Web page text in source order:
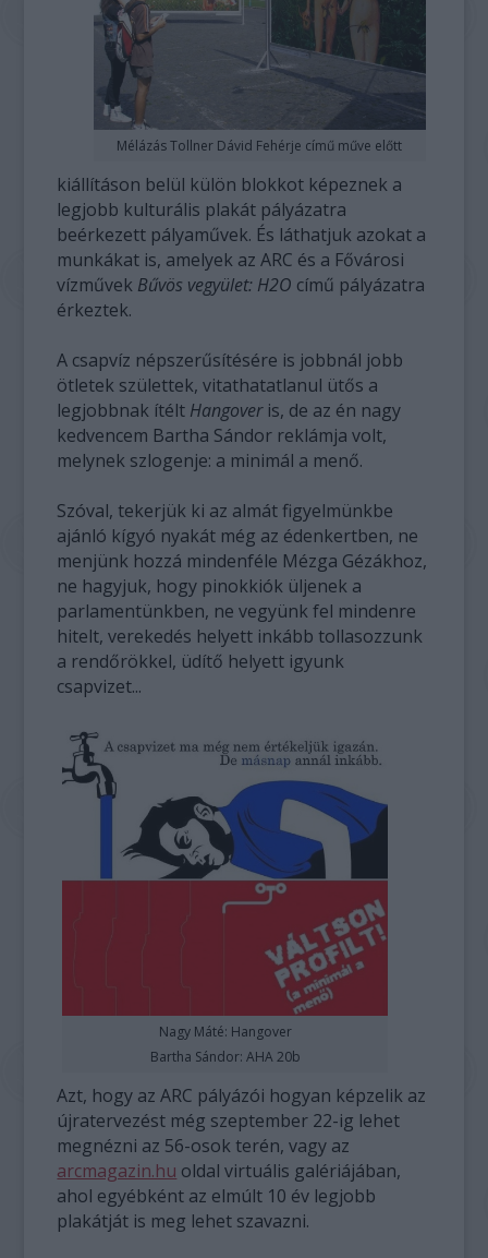
Mélázás Tollner Dávid Fehérje című műve előtt
kiállításon belül külön blokkot képeznek a
legjobb kulturális plakát pályázatra
beérkezett pályaművek. És láthatjuk azokat a
munkákat is, amelyek az ARC és a Fővárosi
vízművek Bűvös vegyület: H2O című pályázatra
érkeztek.
A csapvíz népszerűsítésére is jobbnál jobb
ötletek születtek, vitathatatlanul ütős a
legjobbnak ítélt Hangover is, de az én nagy
kedvencem Bartha Sándor reklámja volt,
melynek szlogenje: a minimál a menő.
Szóval, tekerjük ki az almát figyelmünkbe
ajánló kígyó nyakát még az édenkertben, ne
menjünk hozzá mindenféle Mézga Gézákhoz,
ne hagyjuk, hogy pinokkiók üljenek a
parlamentünkben, ne vegyünk fel mindenre
hitelt, verekedés helyett inkább tollasozzunk
a rendőrökkel, üdítő helyett igyunk
csapvizet...
Nagy Máté: Hangover
Bartha Sándor: AHA 20b
Azt, hogy az ARC pályázói hogyan képzelik az
újratervezést még szeptember 22-ig lehet
megnézni az 56-osok terén, vagy az
arcmagazin.hu oldal virtuális galériájában,
ahol egyébként az elmúlt 10 év legjobb
plakátját is meg lehet szavazni.